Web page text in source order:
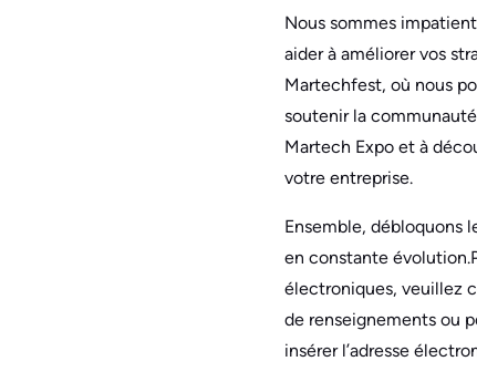
Nous sommes
aider à améliorer vos
Martechfest, où nous
soutenir la
Martech Expo et à
votre entreprise.
Ensemble, débloquons
en constante
électroniques, veuillez
de renseignements ou
insérer l’adresse